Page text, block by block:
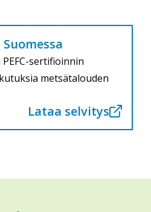
sertifioinnin
metsätalouden
Lataa selvitys